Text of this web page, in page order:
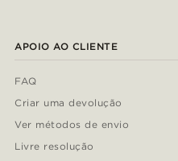
APOIO AO CLIENTE
FAQ
Criar uma devolução
Ver métodos de envio
Livre resolução